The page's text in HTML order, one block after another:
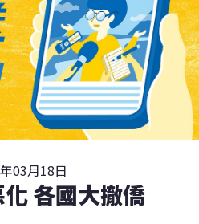
03月18日
各國大撤僑